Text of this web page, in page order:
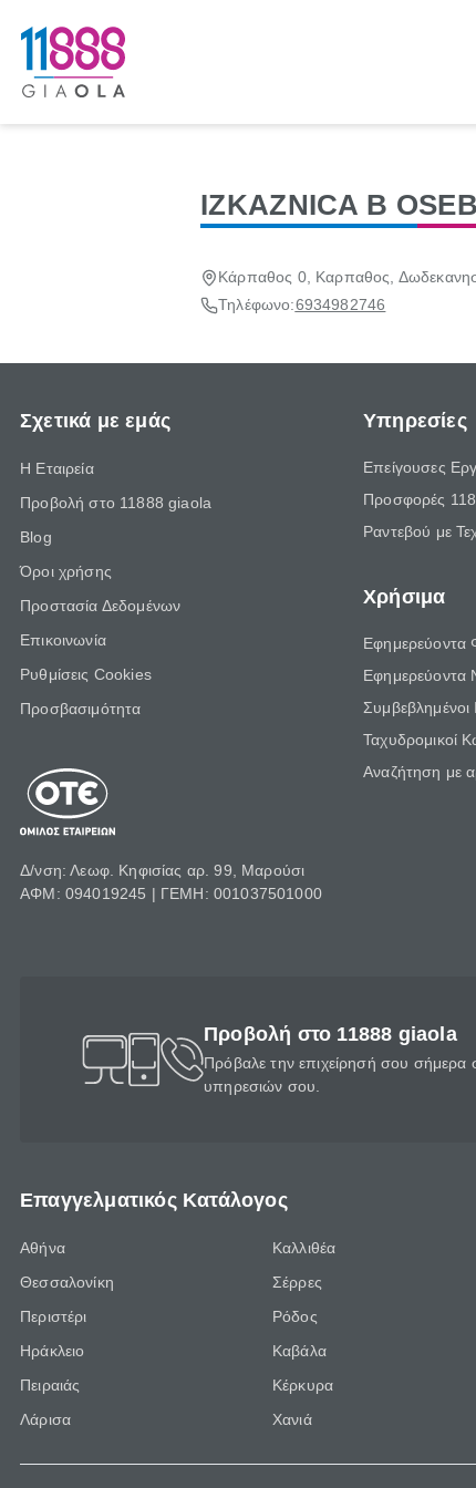
IZKAZNICA B
Κάρπαθος 0, Καρπαθος,
Τηλέφωνο:6934982746
Σχετικά με εμάς
Η Εταιρεία
Προβολή στο 11888 giaola
Blog
Όροι χρήσης
Προστασία Δεδομένων
Επικοινωνία
Ρυθμίσεις Cookies
Προσβασιμότητα
Δ/νση: Λεωφ. Κηφισίας αρ. 99, Μαρούσι
ΑΦΜ: 094019245 | ΓΕΜΗ: 001037501000
Υπηρεσίες
Επείγουσες
Προσφορές
Ραντεβού με
Χρήσιμα
Εφημερεύοντα
Εφημερεύοντα
Ταχυδρομικοί
Αναζήτηση με
Προβολή στο 11888 giaola
Πρόβαλε την επιχείρησή σου σήμερα
υπηρεσιών σου.
Επαγγελματικός Κατάλογος
Αθήνα
Θεσσαλονίκη
Περιστέρι
Ηράκλειο
Πειραιάς
Λάρισα
Καλλιθέα
Σέρρες
Ρόδος
Καβάλα
Κέρκυρα
Χανιά